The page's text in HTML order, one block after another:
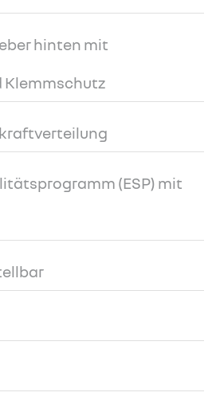
hinten mit
Klemmschutz
(ESP) mit